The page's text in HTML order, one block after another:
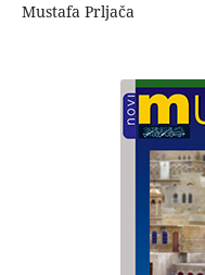
Mustafa Prljača